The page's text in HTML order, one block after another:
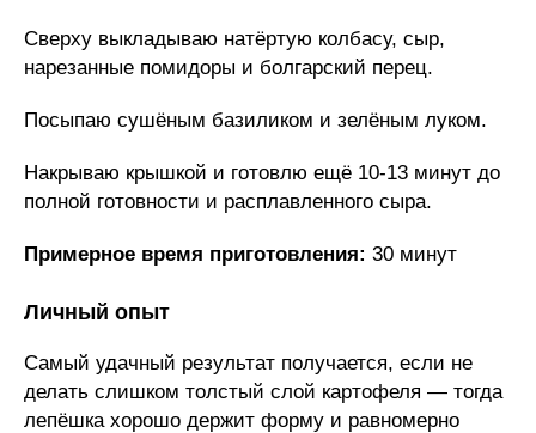
Сверху выкладываю натёртую колбасу, сыр,
нарезанные помидоры и болгарский перец.
Посыпаю сушёным базиликом и зелёным луком.
Накрываю крышкой и готовлю ещё 10-13 минут до
полной готовности и расплавленного сыра.
Примерное время приготовления: 30 минут
Личный опыт
Самый удачный результат получается, если не
делать слишком толстый слой картофеля — тогда
лепёшка хорошо держит форму и равномерно